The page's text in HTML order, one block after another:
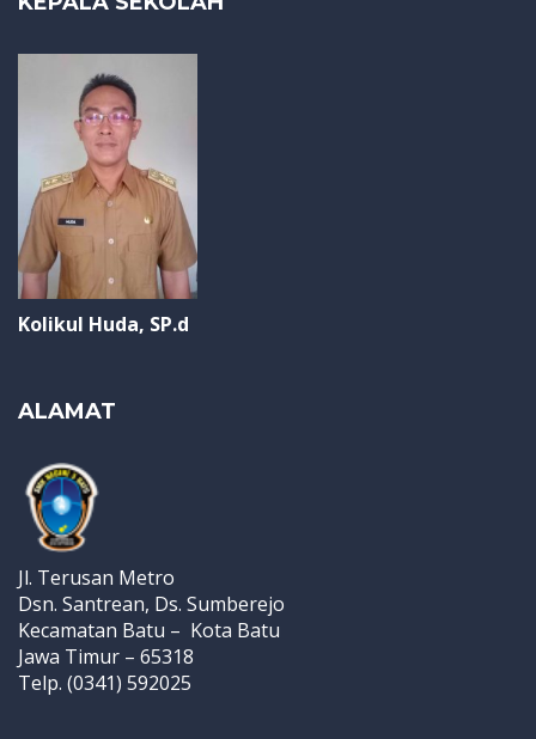
Kolikul Huda, SP.d
ALAMAT
Jl. Terusan Metro
Dsn. Santrean, Ds. Sumberejo
Kecamatan Batu – Kota Batu
Jawa Timur – 65318
Telp. (0341) 592025